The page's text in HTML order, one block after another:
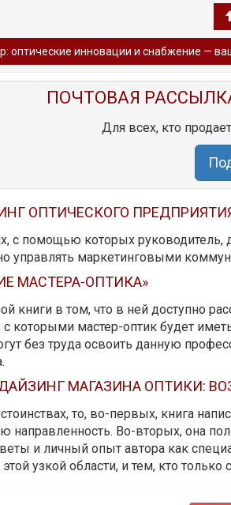
оптические инновации и снабжение —
ПОЧТОВАЯ
Для всех, кто
ОПТИЧЕСКОГО
с помощью которых
управлять маркетинговыми
МАСТЕРА-ОПТИКА»
книги в том, что в ней доступно
которыми мастер-оптик будет
без труда освоить данную
МАГАЗИНА ОПТИКИ:
то, во-первых, книга
направленность. Во-вторых, она
и личный опыт автора как
узкой области, и тем, кто только